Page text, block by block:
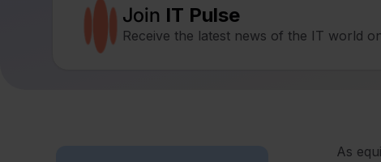
Join IT Pulse
Receive the latest news of the IT world
As